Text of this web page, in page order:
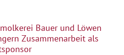
Bauer und Löwen
Zusammenarbeit als